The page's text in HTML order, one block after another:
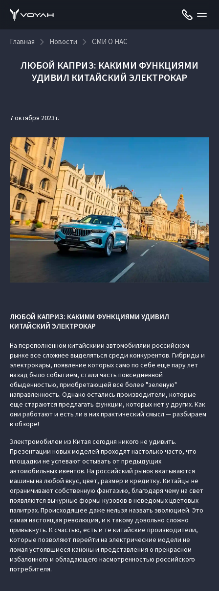
Главная Новости СМИ О НАС
ЛЮБОЙ КАПРИЗ: КАКИМИ ФУНКЦИЯМИ
УДИВИЛ КИТАЙСКИЙ ЭЛЕКТРОКАР
7 октября 2023 г.
ЛЮБОЙ КАПРИЗ: КАКИМИ ФУНКЦИЯМИ УДИВИЛ
КИТАЙСКИЙ ЭЛЕКТРОКАР
На переполненном китайскими автомобилями российском
рынке все сложнее выделяться среди конкурентов. Гибриды и
электрокары, появление которых само по себе еще пару лет
назад было событием, стали часть повседневной
обыденностью, приобретающей все более "зеленую"
направленность. Однако остались производители, которые
еще стараются предлагать функции, которых нет у других. Как
они работают и есть ли в них практический смысл — разбираем
в обзоре!
Электромобилем из Китая сегодня никого не удивить.
Презентации новых моделей проходят настолько часто, что
площадки не успевают остывать от предыдущих
автомобильных ивентов. На российский рынок вкатываются
машины на любой вкус, цвет, размер и кредитку. Китайцы не
ограничивают собственную фантазию, благодаря чему на свет
появляются вычурные формы кузовов в неведомых цветовых
палитрах. Происходящее даже нельзя назвать эволюцией. Это
самая настоящая революция, и к такому довольно сложно
привыкнуть. К счастью, есть и те китайские производители,
которые позволяют перейти на электрические модели не
ломая устоявшиеся каноны и представления о прекрасном
избалонного и обладающего насмотренностью российского
потребителя.